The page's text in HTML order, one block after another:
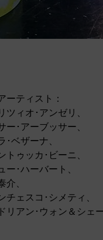
ーティスト：
ツィオ･アンゼリ、
ー･アーブッサー、
･ベザーナ、
トゥッカ･ビーニ、
ー･ハーバート、
介、
チェスコ･シメティ、
リアン･ウォン＆シェ